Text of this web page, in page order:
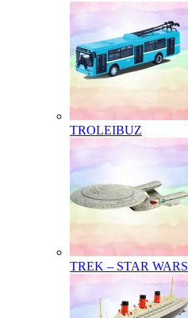
TROLEIBUZ
TREK – STAR WARS